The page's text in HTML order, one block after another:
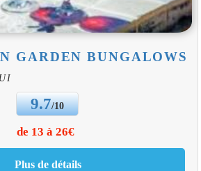
GARDEN BUNGALOWS
9.7/10
de 13 à 26€